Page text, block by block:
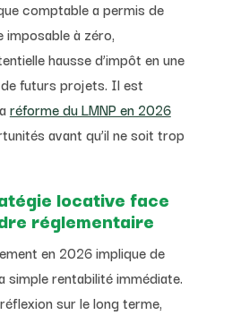
comptable a permis de
imposable à zéro,
hausse d’impôt en une
futurs projets. Il est
réforme du LMNP en 2026
avant qu’il ne soit trop
locative face
réglementaire
en 2026 implique de
simple rentabilité immédiate.
sur le long terme,